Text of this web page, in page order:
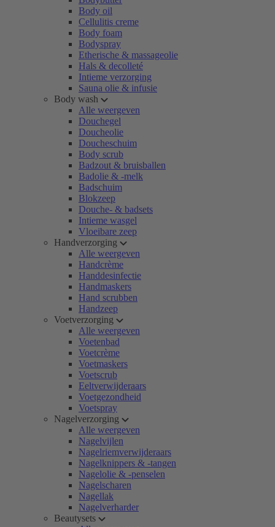
Body oil
Cellulitis creme
Body foam
Bodyspray
Etherische & massageolie
Hals & decolleté
Intieme verzorging
Sauna olie & infusie
Body wash
Alle weergeven
Douchegel
Doucheolie
Doucheschuim
Body scrub
Badzout & bruisballen
Badolie & -melk
Badschuim
Blokzeep
Douche- & badsets
Intieme wasgel
Vloeibare zeep
Handverzorging
Alle weergeven
Handcrème
Handdesinfectie
Handmaskers
Hand scrubben
Handzeep
Voetverzorging
Alle weergeven
Voetenbad
Voetcrème
Voetmaskers
Voetscrub
Eeltverwijderaars
Voetgezondheid
Voetspray
Nagelverzorging
Alle weergeven
Nagelvijlen
Nagelriemverwijderaars
Nagelknippers & -tangen
Nagelolie & -penselen
Nagelscharen
Nagellak
Nagelverharder
Beautysets